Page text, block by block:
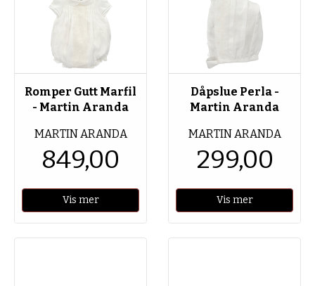
Romper Gutt Marfil
- Martin Aranda
MARTIN ARANDA
849,00
Vis mer
Dåpslue Perla -
Martin Aranda
MARTIN ARANDA
299,00
Vis mer